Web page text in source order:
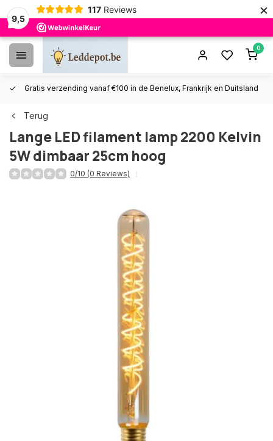
9,5
117 Reviews ×
0
Gratis verzending vanaf €100 in de Benelux, Frankrijk en Duitsland
Terug
Lange LED filament lamp 2200 Kelvin
5W dimbaar 25cm hoog
0/10 (0 Reviews)